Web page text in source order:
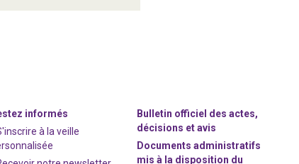
informés
à la veille
Bulletin officiel des actes,
décisions et avis
Documents administratifs
mis à la disposition du